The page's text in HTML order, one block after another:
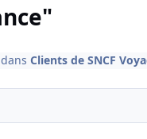
dans Clients de SNCF